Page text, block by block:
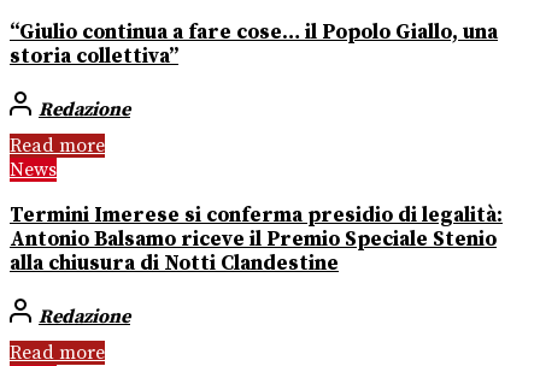
“Giulio continua a fare cose… il Popolo Giallo, una
storia collettiva”
Redazione
Read more
News
Termini Imerese si conferma presidio di legalità:
Antonio Balsamo riceve il Premio Speciale Stenio
alla chiusura di Notti Clandestine
Redazione
Read more